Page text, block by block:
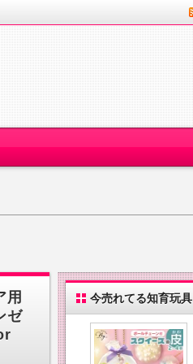
用
ゼ
今売れてる知育玩具